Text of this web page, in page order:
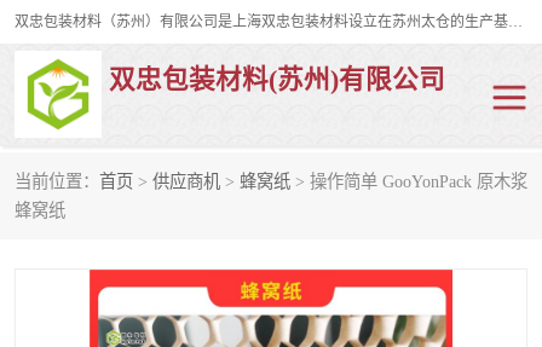
双忠包装材料（苏州）有限公司是上海双忠包装材料设立在苏州太仓的生产基地，占地约2万平米，产品主要有打孔缠绕膜，拉伸蜂窝纸，集装箱充气袋，滑托板，打包带，裹包网兜，防滑纸等箱体和托盘的运输和保护性包材。固永包材®，GooYon Pack®，是我们保护性包装材料的专属品牌。
双忠包装材料(苏州)有限公司
当前位置： 首页 > 供应商机 > 蜂窝纸 > 操作简单 GooYonPack 原木浆
蜂窝纸
打孔缠绕膜
裹包网兜 纤维打包带
充气袋